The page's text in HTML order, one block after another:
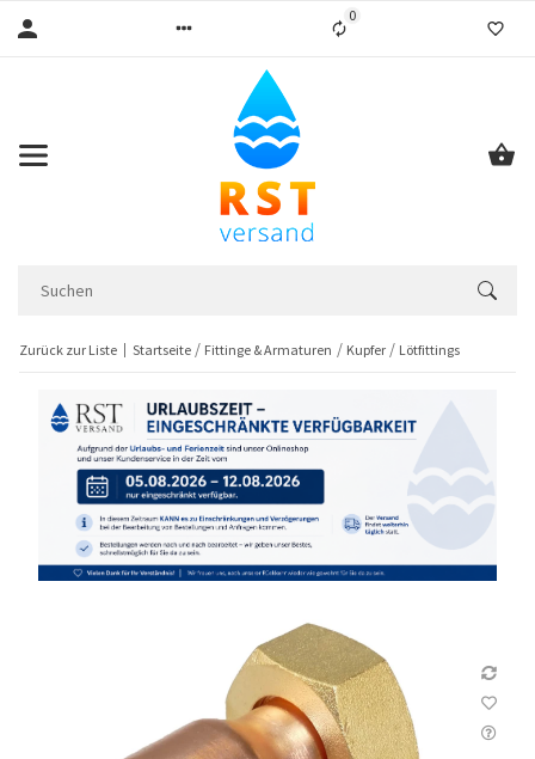
0Liste ist leer
Zurück zur Liste Startseite Fittinge & Armaturen Kupfer Lötfittings